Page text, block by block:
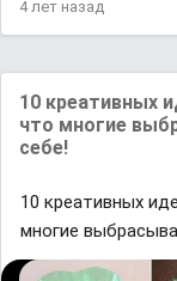
4 лет назад
10 креативных
что многие
себе!
10 креативных
многие